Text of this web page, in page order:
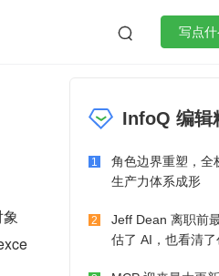
 写点什
微服务架构InfoQ 编辑
1
角色边界重塑，全
生产力体系成形
2
Jeff Dean 离职前
估了 AI，也看清